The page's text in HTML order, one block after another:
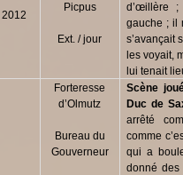
2012
Picpus
Ext. / jour
d’œillère
gauche ; il
s’avançait
les voyait,
lui tenait
Forteresse
d’Olmutz
Bureau du
Gouverneur
Scène
Duc de
arrêté
comme
qui a
donné